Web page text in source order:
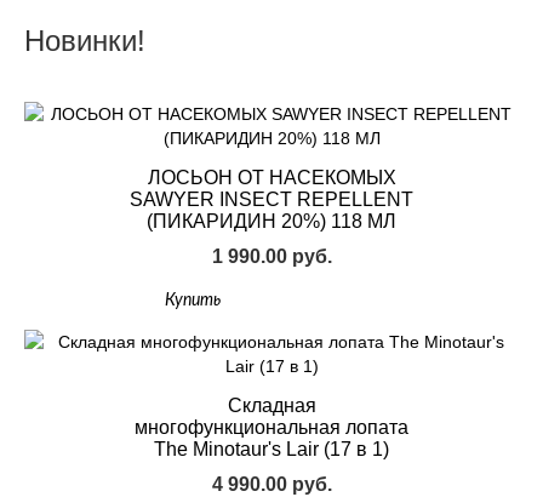
Новинки!
ЛОСЬОН ОТ НАСЕКОМЫХ
SAWYER INSECT REPELLENT
(ПИКАРИДИН 20%) 118 МЛ
1 990.00 руб.
Купить
Складная
многофункциональная лопата
The Minotaur's Lair (17 в 1)
4 990.00 руб.